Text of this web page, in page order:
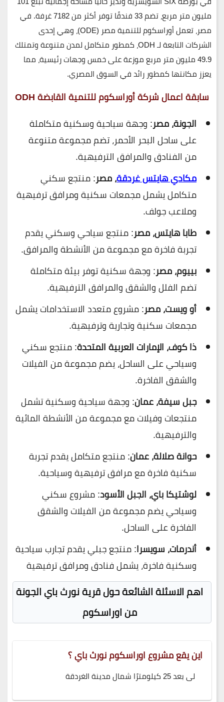
مليون متر مربع، تضم 33 فندقًا توفر أكثر من 7182 غرفة. في
مصر، تعمل أوراسكوم للتنمية مصر (ODE)، وهي إحدى
الشركات التابعة لـ ODH، كمطور متكامل لمدن متنوعة وتمتلك
49.9 مليون متر مربع موزعة على خمس وجهات رئيسية، مما
يعزز مكانتها كمطور رائد في السوق المصري.
سابقة اعمال شركة أوراسكوم للتنمية القابضة ODH
الجونة، مصر: وجهة سياحية وسكنية متكاملة
على ساحل البحر الأحمر، تضم مجموعة متنوعة
من الفنادق والمرافق الترفيهية.
مكادي هايتس غردقة، مصر: منتجع سكني
متكامل يشمل مجمعات سكنية ومرافق ترفيهية
وملاعب جولف.
طابا هايتس، مصر: منتجع سياحي وسكني يقدم
تجربة فاخرة مع مجموعة من الأنشطة والمرافق.
بييوم، مصر: وجهة سكنية توفر بيئة متكاملة
تضم الفلل والشقق والمرافق الترفيهية.
أو ويست، مصر: مشروع متعدد الاستخدامات يشمل
مجمعات سكنية وتجارية وترفيهية.
ذا كوف، الإمارات العربية المتحدة: منتجع سكني
وسياحي على الساحل، يضم مجموعة من الفيلات
والشقق الفاخرة.
جبل سيفة، عمان: وجهة سياحية وسكنية تشمل
منتجعات وفيلات مع مجموعة من الأنشطة المائية
والترفيهية.
حوانة صلالة، عمان: منتجع متكامل يقدم تجربة
سكنية فاخرة مع مرافق ترفيهية وسياحية.
لوشتيكا باي، الجبل الأسود: مشروع سكني
وسياحي يضم مجموعة من الفيلات والشقق
الفاخرة على الساحل.
أندرمات، سويسرا: منتجع جبلي يقدم تجارب سياحية
وسكنية فاخرة، يشمل فنادق ومرافق ترفيهية
اهم الاسئلة الشائعة حول قرية نورث باي الجونة
من اوراسكوم
اين يقع مشروع اوراسكوم نورث باي ؟
لى بعد 25 كيلومترًا شمال مدينة الغردقة